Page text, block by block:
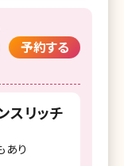
予約する
スリッチ
あり